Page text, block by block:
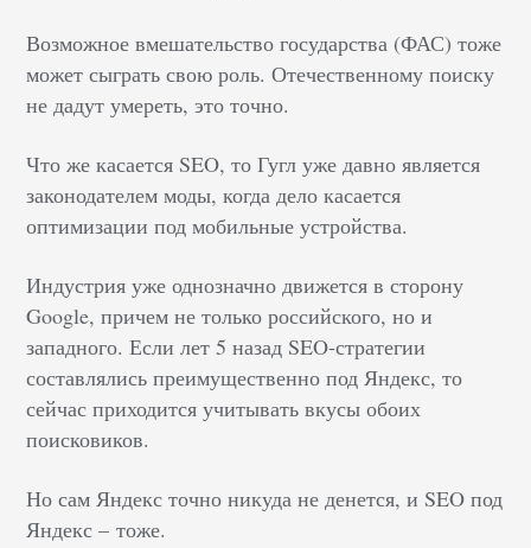
Возможное вмешательство государства (ФАС) тоже
может сыграть свою роль. Отечественному поиску
не дадут умереть, это точно.
Что же касается SEO, то Гугл уже давно является
законодателем моды, когда дело касается
оптимизации под мобильные устройства.
Индустрия уже однозначно движется в сторону
Google, причем не только российского, но и
западного. Если лет 5 назад SEO-стратегии
составлялись преимущественно под Яндекс, то
сейчас приходится учитывать вкусы обоих
поисковиков.
Но сам Яндекс точно никуда не денется, и SEO под
Яндекс–тоже.